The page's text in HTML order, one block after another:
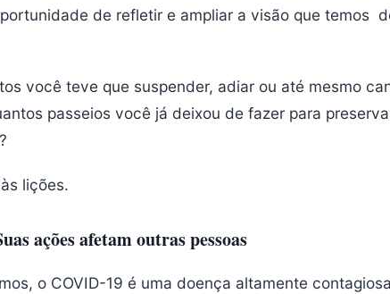
de refletir e ampliar a visão que temos
você teve que suspender, adiar ou até mesmo
passeios você já deixou de fazer para
lições.
ações afetam outras pessoas
o COVID-19 é uma doença altamente